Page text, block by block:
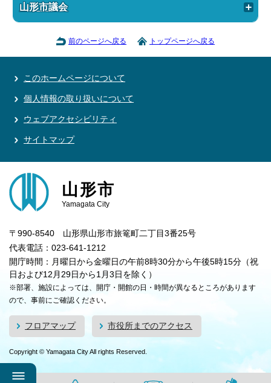
山形市議会
前のページへ戻る トップページへ戻る
このホームページについて
個人情報の取り扱いについて
ウェブアクセシビリティ
サイトマップ
山形市
Yamagata City
〒990-8540 山形県山形市旅篭町二丁目3番25号
代表電話：023-641-1212
開庁時間：月曜日から金曜日の午前8時30分から午後5時15分（祝
日および12月29日から1月3日を除く）
※部署、施設によっては、開庁・開館の日・時間が異なるところがあります
ので、事前にご確認ください。
フロアマップ 市役所までのアクセス
Copyright © Yamagata City All rights Reserved.